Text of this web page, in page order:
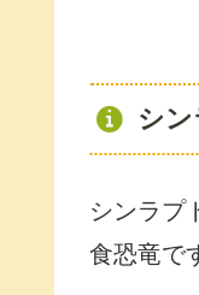
シ
シンラプ
食恐竜で